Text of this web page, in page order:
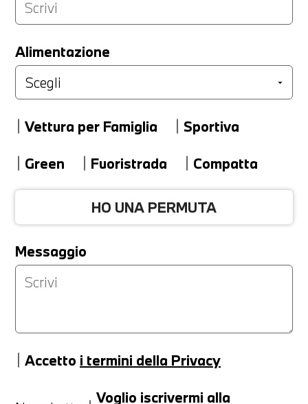
Alimentazione
Vettura per Famiglia
Sportiva
Green
Fuoristrada Compatta
HO UNA PERMUTA
LA TUA PERMUTA
Marca
Modello
Versione
Messaggio
Accetto i termini della Privacy
Voglio iscrivermi alla